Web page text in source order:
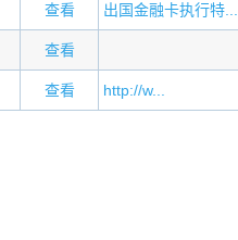
查看 出国金融卡执行特...
查看
查看 http://w...